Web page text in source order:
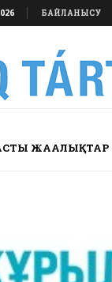
БАЙЛАНЫСУ
ЖАҢАЛЫҚТАР